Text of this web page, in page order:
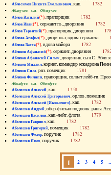
Аблесимов Никита Емельянович, кап. 1782
Аблеухов см. Облеухов
Аблов Василий(*), прапорщик 1782
Аблов Иван(*), сержант гв., дворянин 1782
Аблов Терентий(*), прапорщик, дворянин
Аблова Агафья(*), дворянка, вдова сержанта
Аблова Васса(*), вдова майора 1782
Аблязов Афанасий(*), сержант, дворянин
Аблязов Афанасий Силыч, дворянин, сын С.
Аблязов Михаил, корнет, командир эскадрона
Аблязов Сила, ряз. помещик 1781
Аблязов Филипп, прапорщик, солдат лейб-гв.
Аболдуев см. Оболдуев
Аболешев Алексей, кап. 1758
Аболешев Алексей Григорьевич, орлов.
Аболешев Алексей [Яковлевич], кап. 1782
Аболешев Андрей, обер-фискал подполк. ранга
Аболешев Василий, кап.-лейт. флота 1779
Аболешев Гавриил, кап. 1782
Аболешев Григорий, помещик 1782
Аболешев Федор, поручик 1782
Аболешев Яков, поручик 1782
1 2 3 4 5